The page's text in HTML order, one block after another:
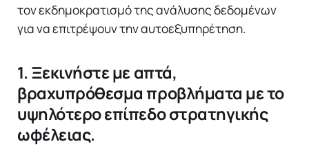
τον εκδημοκρατισμό της ανάλυσης δεδομένων
για να επιτρέψουν την αυτοεξυπηρέτηση.
1. Ξεκινήστε με απτά,
βραχυπρόθεσμα προβλήματα με το
υψηλότερο επίπεδο στρατηγικής
ωφέλειας.